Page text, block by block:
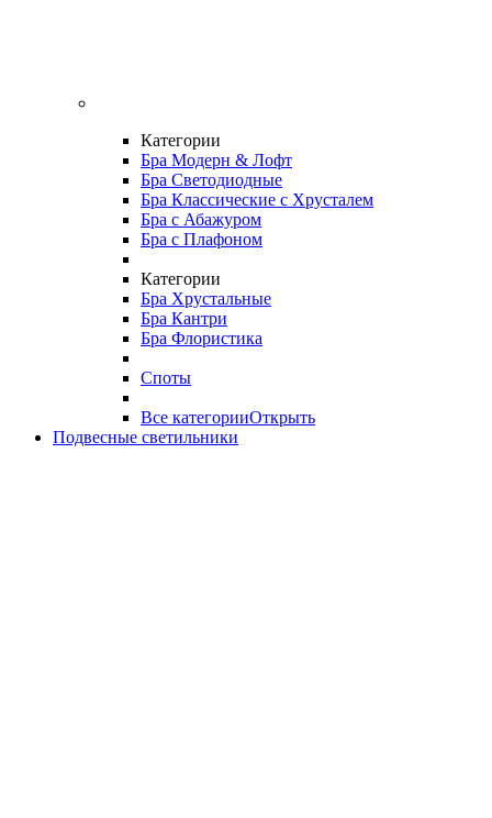
Категории
Бра Модерн & Лофт
Бра Светодиодные
Бра Классические с Хрусталем
Бра с Абажуром
Бра с Плафоном
Категории
Бра Хрустальные
Бра Кантри
Бра Флористика
Споты
Все категорииОткрыть
Подвесные светильники